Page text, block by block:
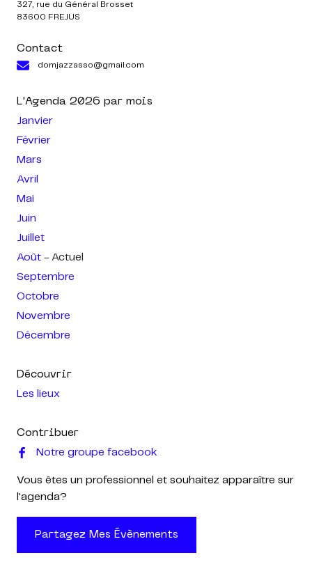
327, rue du Général Brosset
83600 FREJUS
Contact
domjazzasso@gmail.com
L'Agenda 2026 par mois
Janvier
Février
Mars
Avril
Mai
Juin
Juillet
Août - Actuel
Septembre
Octobre
Novembre
Décembre
Découvrir
Les lieux
Contribuer
Notre groupe facebook
Vous êtes un professionnel et souhaitez apparaître sur
l'agenda?
Partagez Mes Évènements